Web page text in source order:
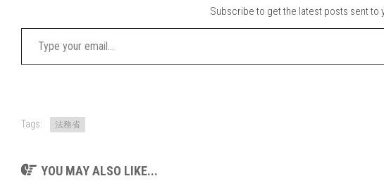
Subscribe to get the latest posts sent to
Type your email…
Tags: 法務省
YOU MAY ALSO LIKE...